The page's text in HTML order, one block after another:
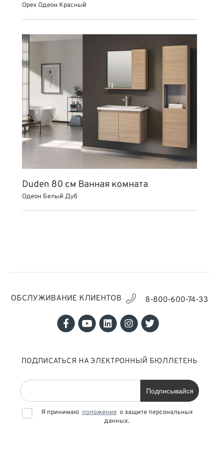
Орех Одеон Красный
Duden 80 см Ванная комната
Одеон Белый Дуб
ОБСЛУЖИВАНИЕ КЛИЕНТОВ 8-800-600-74-33
ПОДПИСАТЬСЯ НА ЭЛЕКТРОННЫЙ БЮЛЛЕТЕНЬ
Подписывайся
Я принимаюположениео защите персональных
данных.